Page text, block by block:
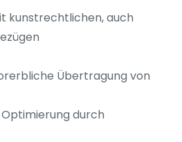
kunstrechtlichen, auch
Übertragung von
durch